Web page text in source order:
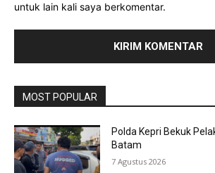
untuk lain kali saya berkomentar.
MOST POPULAR
Polda Kepri Bekuk
Batam
7 Agustus 2026